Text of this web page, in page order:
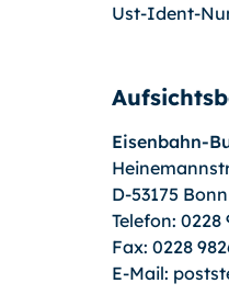
Ust-Ident-
Eisenbahn-
D-53175 Bonn
Telefon: 0228
Fax: 0228
E-Mail: